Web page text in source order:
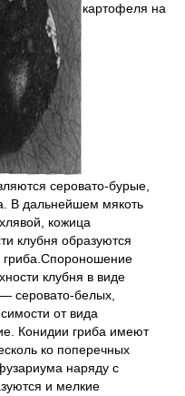
картофеля на
се­ровато-бурые,
В дальнейшем мякоть
кожица
клубня образуются
клубня в виде
серовато-белых,
от вида
Конидии гриба имеют
ко поперечных
наряду с
и мелкие